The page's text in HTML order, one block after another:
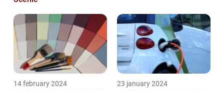
14 february 2024 23 january 2024